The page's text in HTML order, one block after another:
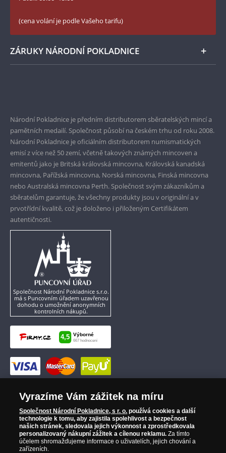
Zásady používání souborů cookie
(cena volání je podle Vašeho tarifu)
ZÁRUKY NÁRODNÍ POKLADNICE
Garance nejvyšší kvality
Pouze originální produkty
Národní Pokladnice je předním distributorem sběratelských mincí a
pamětních medailí. Společnost působí na českém trhu od roku 2008.
Národní Pokladnice je oficiálním distributorem numismatických
emisí z více než 50 zemí, včetně takových známých mincoven a
emitentů jako je Britská královská mincovna, Královská kanadská
mincovna, Pařížská mincovna, Norská mincovna, Finská mincovna
nebo Australská mincovna Perth. Společnost svým zákazníkům a
sběratelům garantuje, že všechny produkty jsou v originální a v
prvotřídní kvalitě, což je doloženo i přiloženým Certifikátem
autentičnosti.
Společnost Národní Pokladnice s.r.o.
má s Puncovním úřadem uzavřenou
dohodu o umožnění anonymních
kontrolních nákupů.
Vyrazíme Vám zážitek na míru
Společnost Národní Pokladnice, s r. o. používá cookies a další
technologie k tomu, aby zajistila spolehlivost a bezpečnost
našich stránek, sledovala jejich výkonnost a zprostředkovala
personalizovaný nákupní zážitek a cílenou reklamu. Za tímto
účelem shromažďujeme informace o uživatelích, jejich chování a
zařízeních.